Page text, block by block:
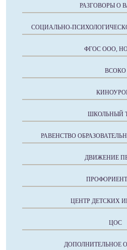
РАЗГОВОРЫ О
СОЦИАЛЬНО-
ФГОС ООО,
ВСОКО
ШКОЛЬНЫЙ
РАВЕНСТВО
ДВИЖЕНИЕ
ЦЕНТР ДЕТСКИХ
ЦОС
ДОПОЛНИТЕЛЬНОЕ